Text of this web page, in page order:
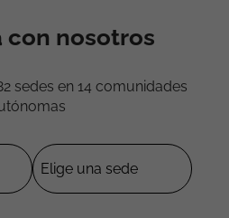
con nosotros
sedes en 14 comunidades